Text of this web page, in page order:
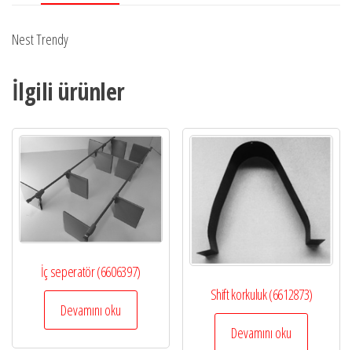
Nest Trendy
İlgili ürünler
İç seperatör (6606397)
Devamını oku
Shift korkuluk (6612873)
Devamını oku